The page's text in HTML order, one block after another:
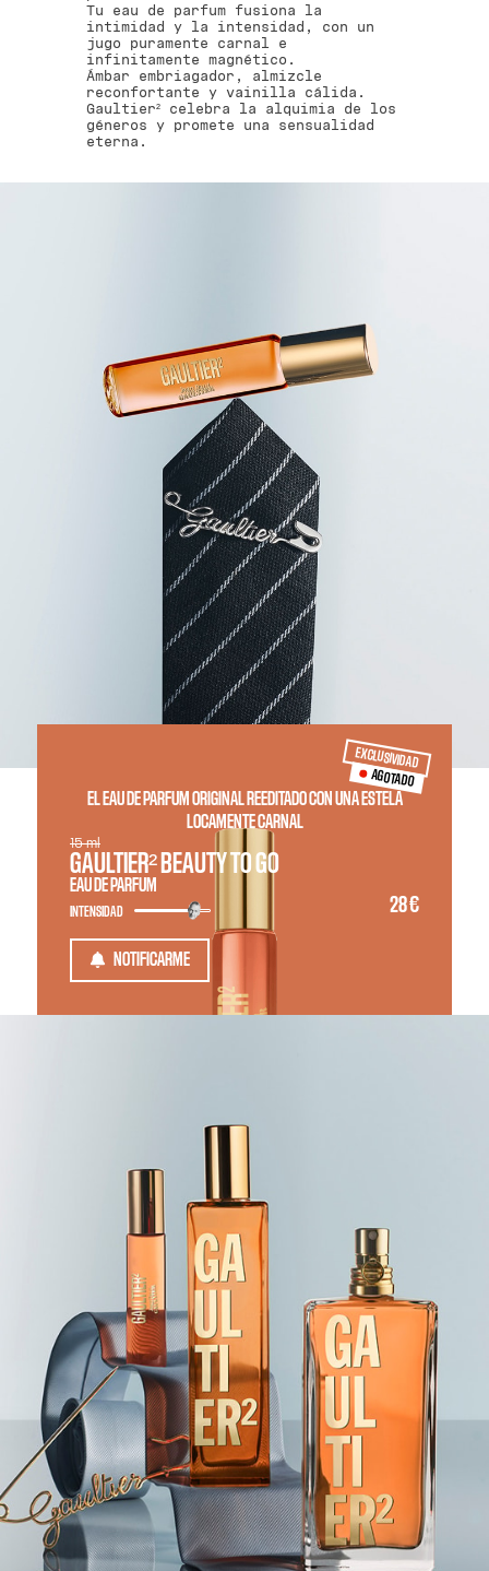
Tu eau de parfum fusiona la
intimidad y la intensidad, con un
jugo puramente carnal e
infinitamente magnético.
Ámbar embriagador, almizcle
reconfortante y vainilla cálida.
Gaultier² celebra la alquimia de los
géneros y promete una sensualidad
eterna.
EXCLUSIVIDAD
AGOTADO
EL EAU DE PARFUM ORIGINAL REEDITADO CON UNA ESTELA
LOCAMENTE CARNAL
GAULTIER² BEAUTY TO GO
EAU DE PARFUM
28 €
INTENSIDAD
15 ml
NOTIFICARME